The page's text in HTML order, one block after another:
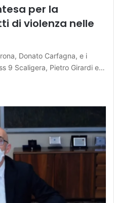
per la
di violenza nelle
Donato Carfagna, e i
9 Scaligera, Pietro Girardi e…